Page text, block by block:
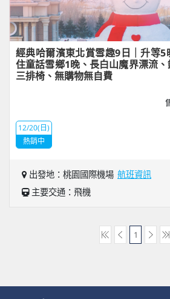
經典哈爾濱東北賞雪趣9日｜升等
住童話雪鄉1晚、長白山魔界漂流、
三排椅、無購物無自費
12/20(日)
熱銷中
出發地：桃園國際機場 航班資訊
主要交通：飛機
1